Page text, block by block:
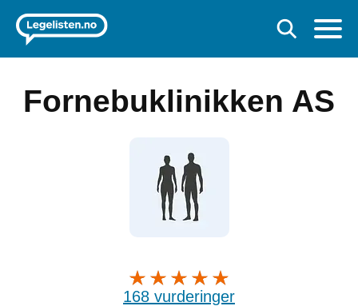
Fornebuklinikken AS
168 vurderinger